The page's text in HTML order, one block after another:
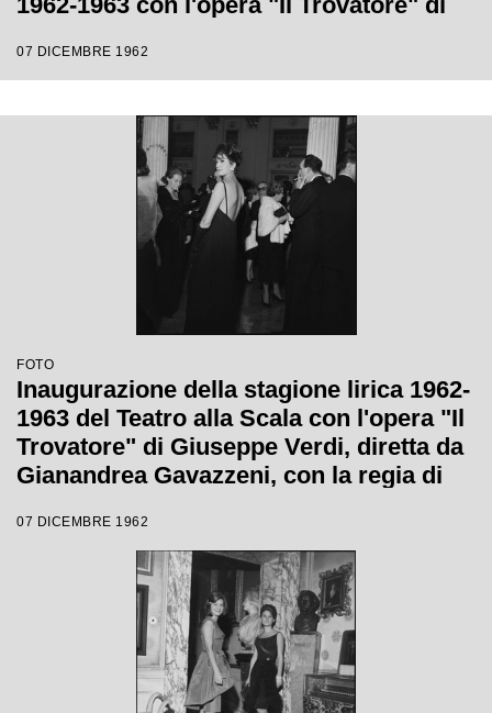
Gavazzeni, con la regia di Giorgio De
07 DICEMBRE 1962
FOTO
Inaugurazione della stagione lirica 1962-
1963 del Teatro alla Scala con l'opera "Il
Trovatore" di Giuseppe Verdi, diretta da
Gianandrea Gavazzeni, con la regia di
07 DICEMBRE 1962